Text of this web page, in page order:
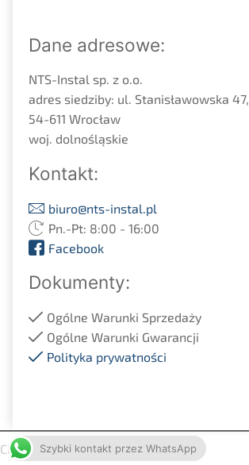
Dane adresowe:
NTS-Instal sp. z o.o.
adres siedziby: ul. Stanisławowska 47,
54-611 Wrocław
woj. dolnośląskie
Kontakt:
biuro@nts-instal.pl
Pn.-Pt: 8:00 - 16:00
Facebook
Dokumenty:
Ogólne Warunki Sprzedaży
Ogólne Warunki Gwarancji
Polityka prywatności
Copyright 2021 | NTS-Instal
Szybki kontakt przez WhatsApp